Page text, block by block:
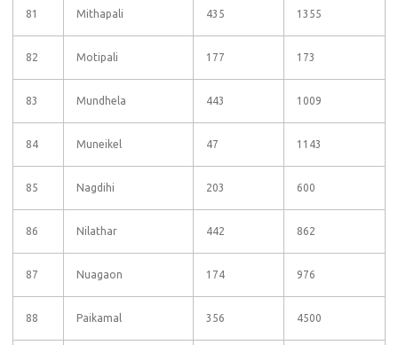
81 Mithapali 435 1355
82 Motipali 177 173
83 Mundhela 443 1009
84 Muneikel 47 1143
85 Nagdihi 203 600
86 Nilathar 442 862
87 Nuagaon 174 976
88 Paikamal 356 4500